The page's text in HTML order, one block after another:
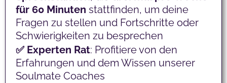
für 60 Minuten stattfinden, um deine
Fragen zu stellen und Fortschritte oder
Schwierigkeiten zu besprechen
✅ Experten Rat: Profitiere von den
Erfahrungen und dem Wissen unserer
Soulmate Coaches